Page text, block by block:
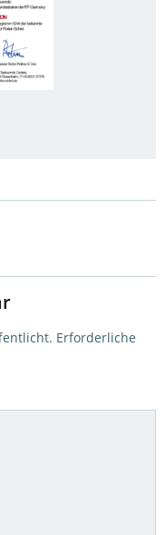
Erforderliche